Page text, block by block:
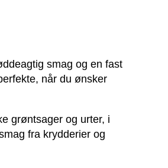
smag og en fast
når du ønsker
grøntsager og urter, i
fra krydderier og